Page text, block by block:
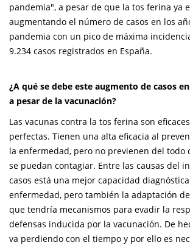
pandemia", a pesar de que la tos ferina ya
augmentando el número de casos en los
pandemia con un pico de máxima
9.234 casos registrados en España.
¿A qué se debe este augmento de casos
a pesar de la vacunación?
Las vacunas contra la tos ferina son
perfectas. Tienen una alta eficacia al
la enfermedad, pero no previenen del todo
se puedan contagiar. Entre las causas del
casos está una mejor capacidad
enfermedad, pero también la adaptación
que tendría mecanismos para evadir la
defensas inducida por la vacunación. De
va perdiendo con el tiempo y por ello es